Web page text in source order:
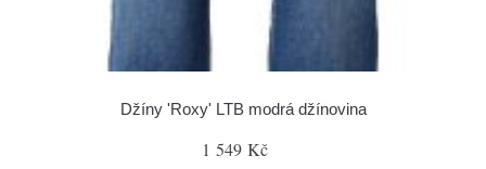
Džíny 'Roxy' LTB modrá džínovina
1 549 Kč